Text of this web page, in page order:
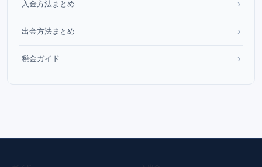
入金方法まとめ ›
出金方法まとめ ›
税金ガイド ›